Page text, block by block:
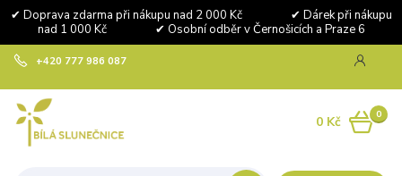
✔ Doprava zdarma při nákupu nad 2 000 Kč ✔ Dárek při nákupu
nad 1 000 Kč ✔ Osobní odběr v Černošicích a Praze 6
+420 777 986 087
0
0 Kč